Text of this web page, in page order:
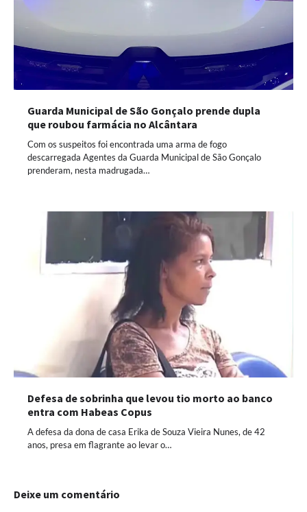
Guarda Municipal de São Gonçalo prende dupla
que roubou farmácia no Alcântara
Com os suspeitos foi encontrada uma arma de fogo
descarregada Agentes da Guarda Municipal de São Gonçalo
prenderam, nesta madrugada…
Defesa de sobrinha que levou tio morto ao banco
entra com Habeas Copus
A defesa da dona de casa Erika de Souza Vieira Nunes, de 42
anos, presa em flagrante ao levar o…
Deixe um comentário